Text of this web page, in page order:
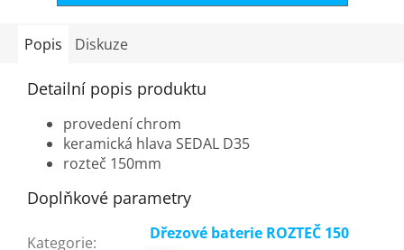
Popis Diskuze
Detailní popis produktu
provedení chrom
keramická hlava SEDAL D35
rozteč 150mm
Doplňkové parametry
Kategorie:
Dřezové baterie ROZTEČ 150